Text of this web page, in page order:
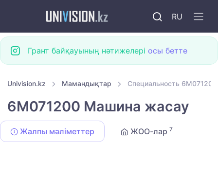
RU
Грант байқауының нәтижелері осы бетте
Univision.kz Мамандықтар Специальность
6M071200 Машина жасау
Жалпы мәліметтер ЖОО-лар 7